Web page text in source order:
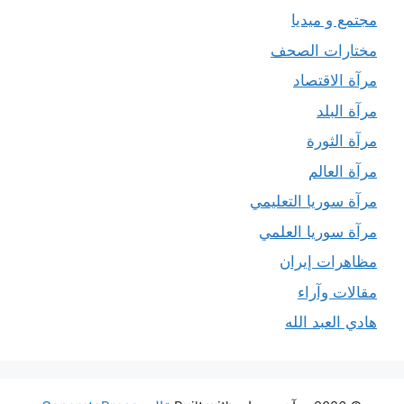
مجتمع و ميديا
مختارات الصحف
مرآة الاقتصاد
مرآة البلد
مرآة الثورة
مرآة العالم
مرآة سوريا التعليمي
مرآة سوريا العلمي
مظاهرات إيران
مقالات وآراء
هادي العبد الله